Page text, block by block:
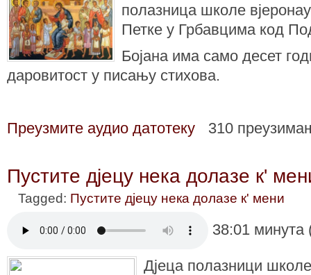
полазница школе
Петке у Грбавцима код
Бојана има само десет
даровитост у писању стихова.
Преузмите аудио датотеку 310
Пустите дјецу нека долазе к'
Tagged: Пустите дјецу нека долазе к' мени
38:01
Дјеца полазници